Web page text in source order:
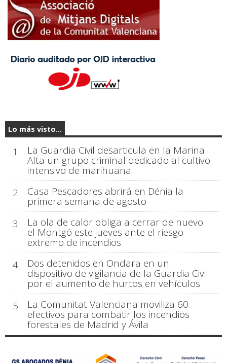
Lo más visto...
1 La Guardia Civil desarticula en la Marina
Alta un grupo criminal dedicado al cultivo
intensivo de marihuana
2
Casa Pescadores abrirá en Dénia la
primera semana de agosto
3
La ola de calor obliga a cerrar de nuevo
el Montgó este jueves ante el riesgo
extremo de incendios
4
Dos detenidos en Ondara en un
dispositivo de vigilancia de la Guardia Civil
por el aumento de hurtos en vehículos
5
La Comunitat Valenciana moviliza 60
efectivos para combatir los incendios
forestales de Madrid y Ávila